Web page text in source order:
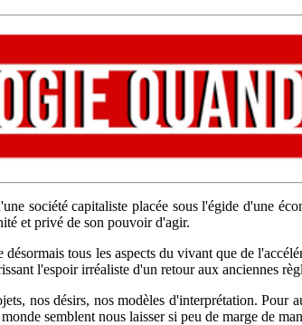
société capitaliste placée sous l'égide d'une
et privé de son pouvoir d'agir.
tous les aspects du vivant que de
l'espoir irréaliste d'un retour aux anciennes
nos désirs, nos modèles d'interprétation.
semblent nous laisser si peu de marge de